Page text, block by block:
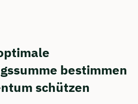
bestimmen
schützen